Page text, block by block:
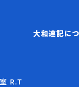
大和速記に
R.T